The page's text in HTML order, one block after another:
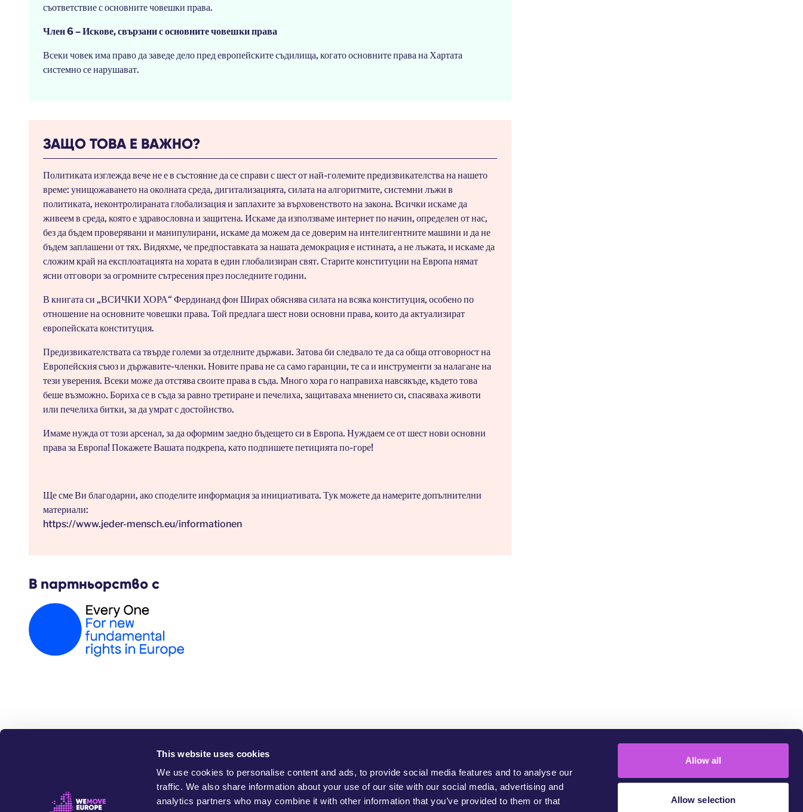
This website uses cookies
We use cookies to personalise content and ads, to provide social media features and to analyse our
traffic. We also share information about your use of our site with our social media, advertising and
analytics partners who may combine it with other information that you’ve provided to them or that
Allow all
Allow selection
съответствие с основните човешки права.
Член 6 – Искове, свързани с основните човешки права
Всеки човек има право да заведе дело пред европейските съдилища, когато основните права на Хартата
системно се нарушават.
ЗАЩО ТОВА Е ВАЖНО?
Политиката изглежда вече не е в състояние да се справи с шест от най-големите предизвикателства на нашето
време: унищожаването на околната среда, дигитализацията, силата на алгоритмите, системни лъжи в
политиката, неконтролираната глобализация и заплахите за върховенството на закона. Всички искаме да
живеем в среда, която е здравословна и защитена. Искаме да използваме интернет по начин, определен от нас,
без да бъдем проверявани и манипулирани, искаме да можем да се доверим на интелигентните машини и да не
бъдем заплашени от тях. Видяхме, че предпоставката за нашата демокрация е истината, а не лъжата, и искаме да
сложим край на експлоатацията на хората в един глобализиран свят. Старите конституции на Европа нямат
ясни отговори за огромните сътресения през последните години.
В книгата си „ВСИЧКИ ХОРА“ Фердинанд фон Ширах обяснява силата на всяка конституция, особено по
отношение на основните човешки права. Той предлага шест нови основни права, които да актуализират
европейската конституция.
Предизвикателствата са твърде големи за отделните държави. Затова би следвало те да са обща отговорност на
Европейския съюз и държавите-членки. Новите права не са само гаранции, те са и инструменти за налагане на
тези уверения. Всеки може да отстява своите права в съда. Много хора го направиха навсякъде, където това
беше възможно. Бориха се в съда за равно третиране и печелиха, защитаваха мнението си, спасяваха животи
или печелиха битки, за да умрат с достойнство.
Имаме нужда от този арсенал, за да оформим заедно бъдещето си в Европа. Нуждаем се от шест нови основни
права за Европа! Покажете Вашата подкрепа, като подпишете петицията по-горе!
Ще сме Ви благодарни, ако споделите информация за инициативата. Тук можете да намерите допълнителни
материали:
https://www.jeder-mensch.eu/informationen
В партньорство с
Who Are We?
This website exists to promote positive social change, to protect the environment and to challenge injustice.